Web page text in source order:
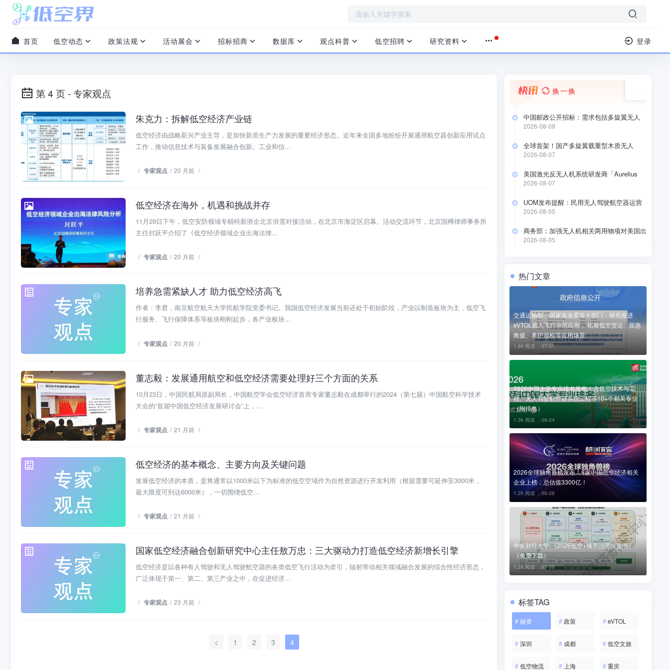
首页 低空动态 政策法规 活动展会 招标招商 数据库 观点科普 低空招聘 研究资料 登录
第 4 页 - 专家观点
专家观点
朱克力：拆解低空经济产业链
低空经济由战略新兴产业主导，是加快新质生产力发展的重要经济形态。近年来全国多地纷纷开展通用航空器创新应用试点
工作，推动信息技术与装备发展融合创新。工业和信...
/ 专家观点 / 20 月前 /
专家观点
低空经济在海外，机遇和挑战并存
11月29日下午，低空安防领域专精特新浙企北京供需对接活动，在北京市海淀区启幕。活动交流环节，北京国樽律师事务所
主任封跃平介绍了《低空经济领域企业出海法律...
/ 专家观点 / 20 月前 /
专家观点
培养急需紧缺人才 助力低空经济高飞
作者：李君，南京航空航天大学民航学院党委书记。我国低空经济发展当前还处于初始阶段，产业以制造板块为主，低空飞
行服务、飞行保障体系等板块刚刚起步，各产业板块...
/ 专家观点 / 20 月前 /
专家观点
董志毅：发展通用航空和低空经济需要处理好三个方面的关系
10月23日，中国民航局原副局长，中国航空学会低空经济首席专家董志毅在成都举行的2024（第七届）中国航空科学技术
大会的“首届中国低空经济发展研讨会”上，...
/ 专家观点 / 21 月前 /
专家观点
低空经济的基本概念、主要方向及关键问题
发展低空经济的本质，是将通常以1000米以下为标准的低空空域作为自然资源进行开发利用（根据需要可延伸至3000米，
最大限度可到达6000米），一切围绕低空...
/ 专家观点 / 21 月前 /
专家观点
国家低空经济融合创新研究中心主任敖万忠：三大驱动力打造低空经济新增长引擎
低空经济是以各种有人驾驶和无人驾驶航空器的各类低空飞行活动为牵引，辐射带动相关领域融合发展的综合性经济形态，
广泛体现于第一、第二、第三产业之中，在促进经济...
/ 专家观点 / 23 月前 /
< 1 2 3 4
换一换
中国邮政公开招标：需求包括多旋翼无人
机、垂直起降飞机、无人直升机 、固定翼
2026-08-08
全球首架！国产多旋翼载重型木质无人
机“木鸾1号”成功首飞
2026-08-07
美国激光反无人机系统研发商「Aurelius
Systems」 完成 4000 万美元 A 轮融资
2026-08-07
UOM发布提醒：民用无人驾驶航空器运营
合格证持有人于2026年8月10日前要完成低
2026-08-05
商务部：加强无人机相关两用物项对美国出
口管制
2026-08-05
热门文章
交通运输部、国家发改委等十部门：研究推进
eVTOL载人飞行示范应用， 拓展低空货运、应急
救援、养护巡检等应用场景
1.6k 阅读 ， 07-01
2026中国大学专业排名发布！含低空技术与工
程、无人驾驶航空器系统工程等10+个相关专业
（附排名）
1.3k 阅读 ， 06-24
2026全球独角兽榜发布！8家中国低空经济相关
企业上榜，总估值3300亿！
1.2k 阅读 ， 06-26
中央财经大学:《2026低空+城市治理白皮书》
（免费下载）
1.2k 阅读 ， 07-08
标签TAG
#融资 #政策 #eVTOL
#深圳 # 成都 #低空文旅
#低空物流 # 上海 #重庆